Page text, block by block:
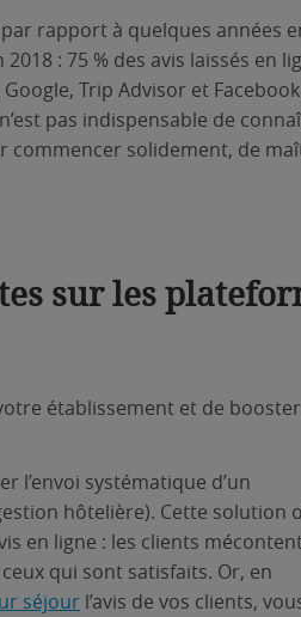
rapport à quelques années
: 75 % des avis laissés en
Trip Advisor et
pas indispensable de
commencer solidement, de
sur les
établissement et de
l’envoi systématique d’un
hôtelière). Cette solution
en ligne : les clients
qui sont satisfaits. Or, en
séjour l’avis de vos clients,